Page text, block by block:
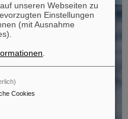
unseren Webseiten zu
Einstellungen
(mit Ausnahme
Cookies